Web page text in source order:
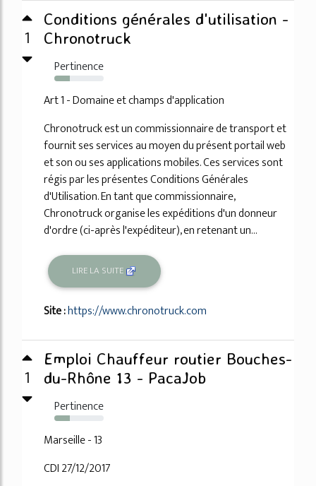
1
Conditions générales d'utilisation -
Chronotruck
Pertinence
32%
Art 1 - Domaine et champs d'application
Chronotruck est un commissionnaire de transport et
fournit ses services au moyen du présent portail web
et son ou ses applications mobiles. Ces services sont
régis par les présentes Conditions Générales
d'Utilisation. En tant que commissionnaire,
Chronotruck organise les expéditions d'un donneur
d'ordre (ci-après l'expéditeur), en retenant un...
LIRE LA SUITE
Site :https://www.chronotruck.com
1
Emploi Chauffeur routier Bouches-
du-Rhône 13 - PacaJob
Pertinence
32%
Marseille - 13
CDI 27/12/2017